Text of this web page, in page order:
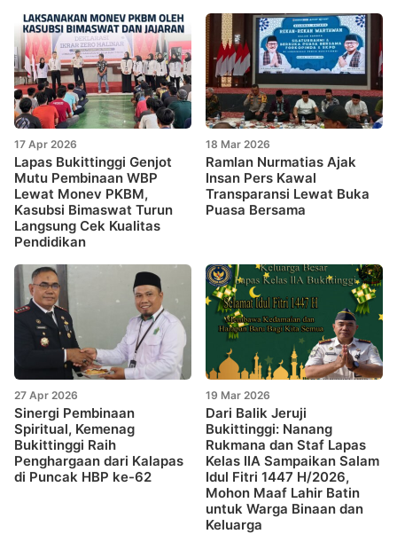
17 Apr 2026
Lapas Bukittinggi Genjot
Mutu Pembinaan WBP
Lewat Monev PKBM,
Kasubsi Bimaswat Turun
Langsung Cek Kualitas
Pendidikan
18 Mar 2026
Ramlan Nurmatias Ajak
Insan Pers Kawal
Transparansi Lewat Buka
Puasa Bersama
27 Apr 2026
Sinergi Pembinaan
Spiritual, Kemenag
Bukittinggi Raih
Penghargaan dari Kalapas
di Puncak HBP ke-62
19 Mar 2026
Dari Balik Jeruji
Bukittinggi: Nanang
Rukmana dan Staf Lapas
Kelas IIA Sampaikan Salam
Idul Fitri 1447 H/2026,
Mohon Maaf Lahir Batin
untuk Warga Binaan dan
Keluarga